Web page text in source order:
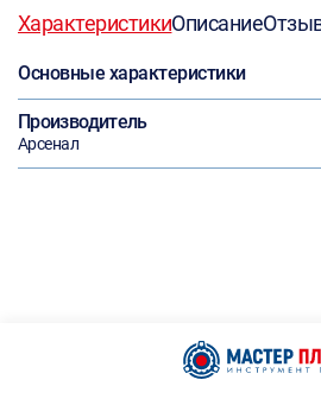
ХарактеристикиОписание
Основные характеристики
Производитель
Арсенал